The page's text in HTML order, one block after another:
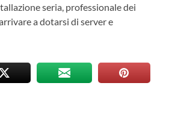
seria, professionale dei
a dotarsi di server e